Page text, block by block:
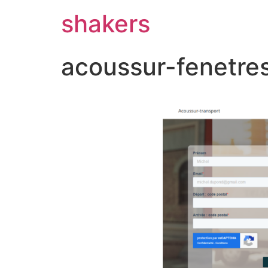
shakers
acoussur-